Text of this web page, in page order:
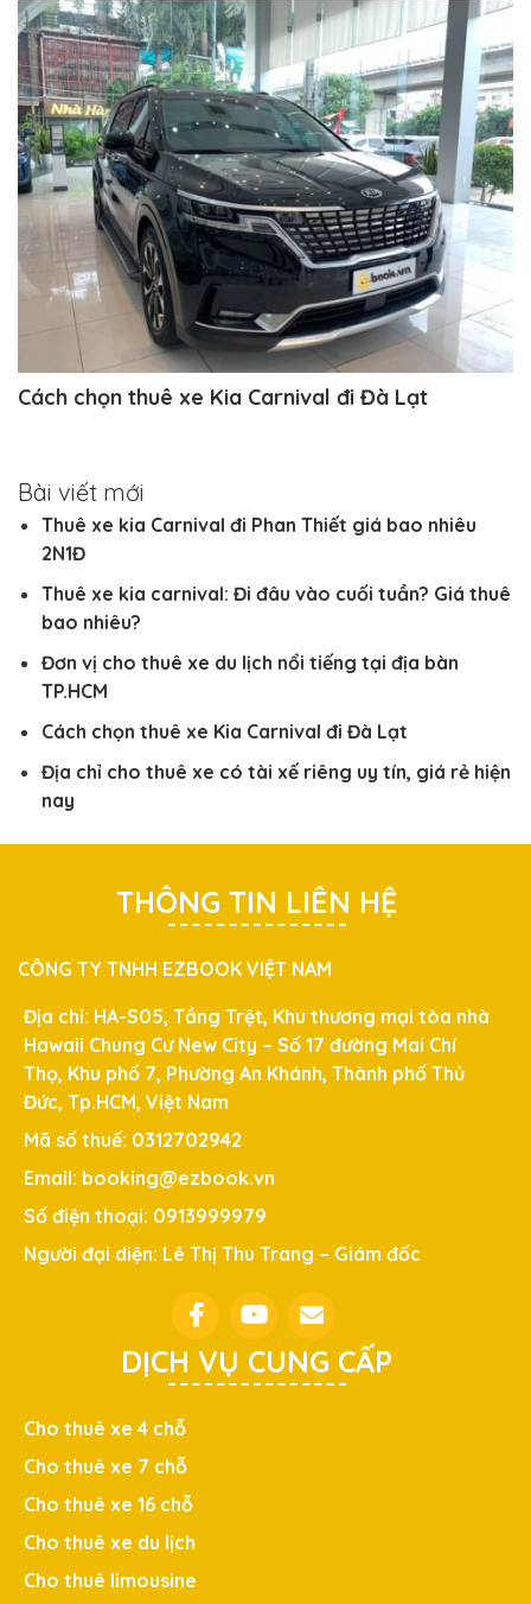
Cách chọn thuê xe Kia Carnival đi Đà Lạt
Bài viết mới
Thuê xe kia Carnival đi Phan Thiết giá bao nhiêu
2N1Đ
Thuê xe kia carnival: Đi đâu vào cuối tuần? Giá thuê
bao nhiêu?
Đơn vị cho thuê xe du lịch nổi tiếng tại địa bàn
TP.HCM
Cách chọn thuê xe Kia Carnival đi Đà Lạt
Địa chỉ cho thuê xe có tài xế riêng uy tín, giá rẻ hiện
nay
THÔNG TIN LIÊN HỆ
CÔNG TY TNHH EZBOOK VIỆT NAM
Địa chỉ: HA-S05, Tầng Trệt, Khu thương mại tòa nhà
Hawaii Chung Cư New City – Số 17 đường Mai Chí
Thọ, Khu phố 7, Phường An Khánh, Thành phố Thủ
Đức, Tp.HCM, Việt Nam
Mã số thuế: 0312702942
Email: booking@ezbook.vn
Số điện thoại: 0913999979
Người đại diện: Lê Thị Thu Trang – Giám đốc
DỊCH VỤ CUNG CẤP
Cho thuê xe 4 chỗ
Cho thuê xe 7 chỗ
Cho thuê xe 16 chỗ
Cho thuê xe du lịch
Cho thuê limousine